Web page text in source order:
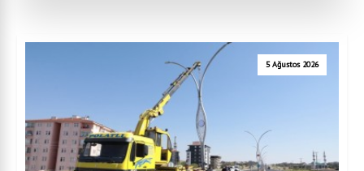
5 Ağustos 2026